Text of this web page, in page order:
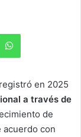
en 2025
a través de
de
acuerdo con